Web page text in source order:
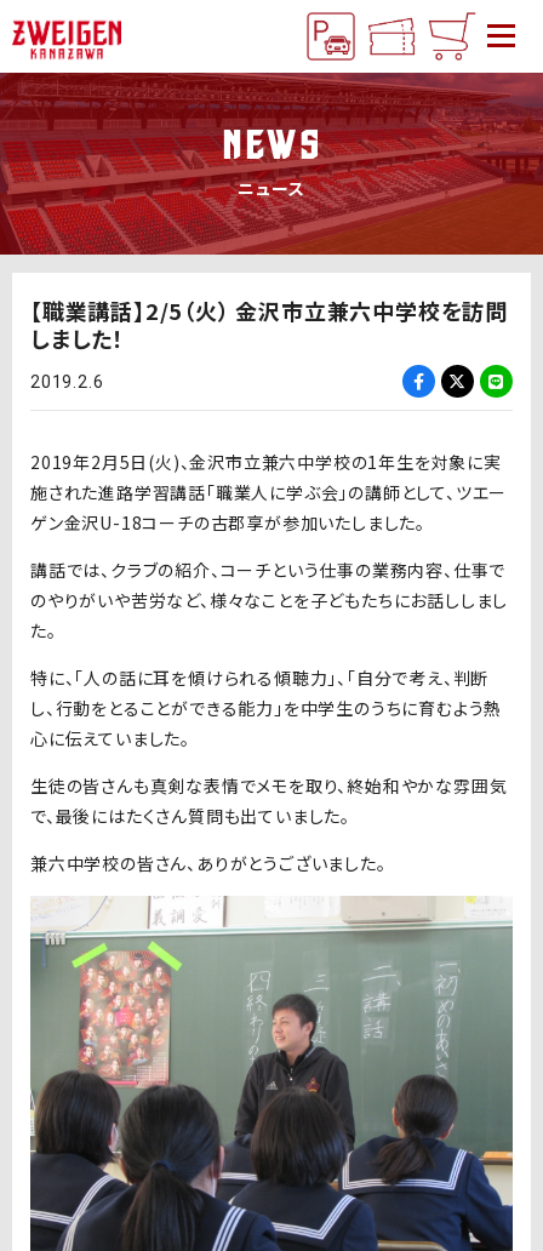
NEWS
ニュース
【職業講話】2/5（火） 金沢市立兼六中学校を訪問
しました！
2019.2.6
2019年2月5日(火)、金沢市立兼六中学校の1年生を対象に実
施された進路学習講話「職業人に学ぶ会」の講師として、ツエー
ゲン金沢U-18コーチの古郡享が参加いたしました。
講話では、クラブの紹介、コーチという仕事の業務内容、仕事で
のやりがいや苦労など、様々なことを子どもたちにお話ししまし
た。
特に、「人の話に耳を傾けられる傾聴力」、「自分で考え、判断
し、行動をとることができる能力」を中学生のうちに育むよう熱
心に伝えていました。
生徒の皆さんも真剣な表情でメモを取り、終始和やかな雰囲気
で、最後にはたくさん質問も出ていました。
兼六中学校の皆さん、ありがとうございました。